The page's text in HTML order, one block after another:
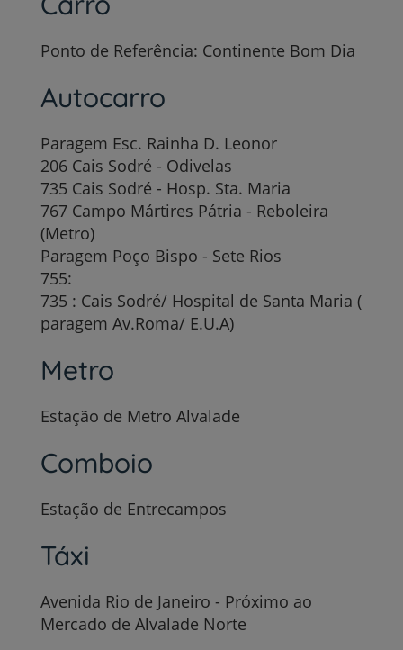
Ponto de Referência: Continente Bom Dia
Autocarro
Paragem Esc. Rainha D. Leonor
206 Cais Sodré - Odivelas
735 Cais Sodré - Hosp. Sta. Maria
767 Campo Mártires Pátria - Reboleira
(Metro)
Paragem Poço Bispo - Sete Rios
755:
735 : Cais Sodré/ Hospital de Santa Maria (
paragem Av.Roma/ E.U.A)
Metro
Estação de Metro Alvalade
Comboio
Estação de Entrecampos
Táxi
Avenida Rio de Janeiro - Próximo ao
Mercado de Alvalade Norte